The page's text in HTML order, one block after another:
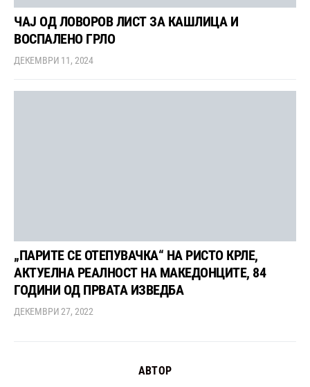
ЧАЈ ОД ЛОВОРОВ ЛИСТ ЗА КАШЛИЦА И
ВОСПАЛЕНО ГРЛО
ДЕКЕМВРИ 11, 2024
„ПАРИТЕ СЕ ОТЕПУВАЧКА“ НА РИСТО КРЛЕ,
АКТУЕЛНА РЕАЛНОСТ НА МАКЕДОНЦИТЕ, 84
ГОДИНИ ОД ПРВАТА ИЗВЕДБА
ДЕКЕМВРИ 27, 2022
АВТОР